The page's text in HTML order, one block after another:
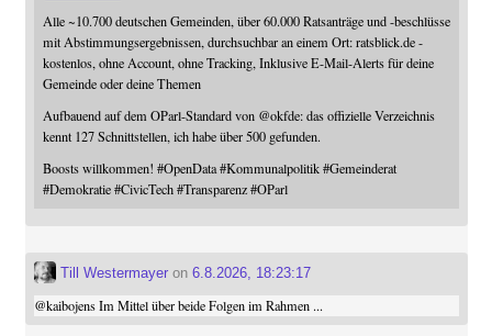
Alle ~10.700 deutschen Gemeinden, über 60.000 Ratsanträge und -beschlüsse
mit Abstimmungsergebnissen, durchsuchbar an einem Ort: ratsblick.de -
kostenlos, ohne Account, ohne Tracking, Inklusive E-Mail-Alerts für deine
Gemeinde oder deine Themen
Aufbauend auf dem OParl-Standard von @okfde: das offizielle Verzeichnis
kennt 127 Schnittstellen, ich habe über 500 gefunden.
Boosts willkommen! #OpenData #Kommunalpolitik #Gemeinderat
#Demokratie #CivicTech #Transparenz #OParl
Till Westermayeron 6.8.2026, 18:23:17
@kaibojensIm Mittel über beide Folgen im Rahmen ...